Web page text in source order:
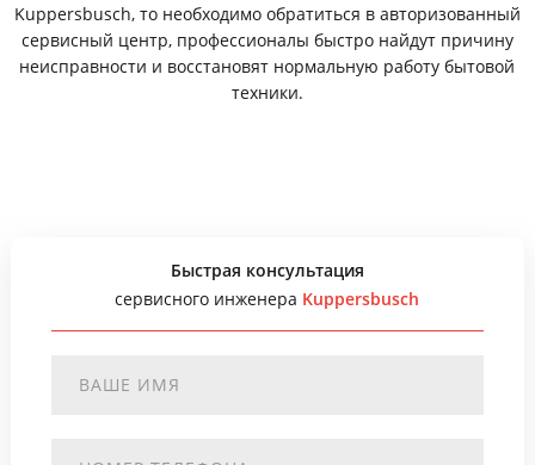
Kuppersbusch, то необходимо обратиться в авторизованный
сервисный центр, профессионалы быстро найдут причину
неисправности и восстановят нормальную работу бытовой
техники.
Быстрая консультация
сервисного инженера Kuppersbusch